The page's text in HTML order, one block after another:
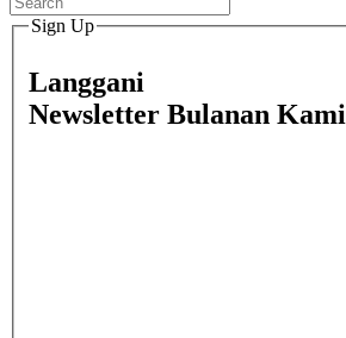
Sign Up
Langgani
Newsletter Bulanan Kami